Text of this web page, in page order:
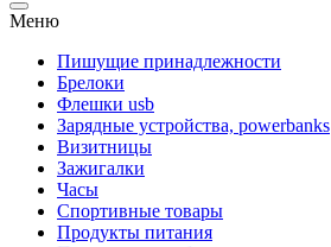
Меню
Пишущие принадлежности
Брелоки
Флешки usb
Зарядные устройства, powerbanks
Визитницы
Зажигалки
Часы
Спортивные товары
Продукты питания